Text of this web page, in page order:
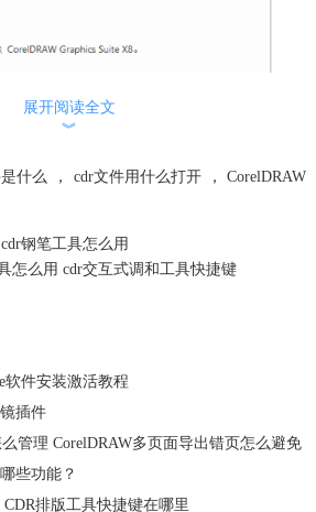
候我们就需要尝试更新电脑系统版本或者安
添加
接通过宏录制来添加，也可以直接通过VB
程专业知识有着不同的要求。
展开阅读全文
︾
什么 ， cdr文件用什么打开 ，
CorelDRAW
钢笔工具怎么用
怎么用 cdr交互式调和工具快捷键
软件安装激活教程
插件
管理 CorelDRAW多页面导出错页怎么避免
些功能？
排版工具快捷键在哪里